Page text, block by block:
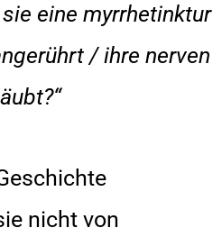
eine myrrhetinktur
/ ihre nerven
nicht von